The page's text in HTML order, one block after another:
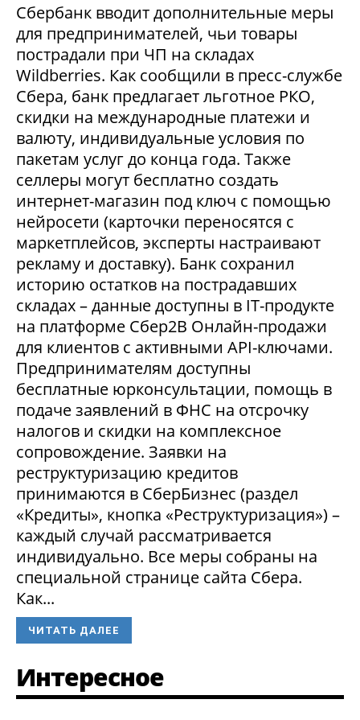
Сбербанк вводит дополнительные меры
для предпринимателей, чьи товары
пострадали при ЧП на складах
Wildberries. Как сообщили в пресс-службе
Сбера, банк предлагает льготное РКО,
скидки на международные платежи и
валюту, индивидуальные условия по
пакетам услуг до конца года. Также
селлеры могут бесплатно создать
интернет-магазин под ключ с помощью
нейросети (карточки переносятся с
маркетплейсов, эксперты настраивают
рекламу и доставку). Банк сохранил
историю остатков на пострадавших
складах – данные доступны в IT-продукте
на платформе Сбер2В Онлайн-продажи
для клиентов с активными API-ключами.
Предпринимателям доступны
бесплатные юрконсультации, помощь в
подаче заявлений в ФНС на отсрочку
налогов и скидки на комплексное
сопровождение. Заявки на
реструктуризацию кредитов
принимаются в СберБизнес (раздел
«Кредиты», кнопка «Реструктуризация») –
каждый случай рассматривается
индивидуально. Все меры собраны на
специальной странице сайта Сбера.
Как...
ЧИТАТЬ ДАЛЕЕ
Интересное